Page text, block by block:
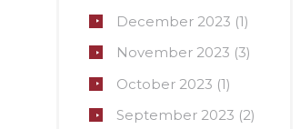
December 2023 (1)
November 2023 (3)
October 2023 (1)
September 2023 (2)